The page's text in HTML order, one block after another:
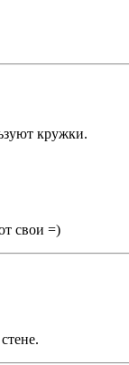
кружки.
свои =)